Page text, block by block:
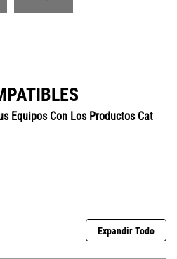
Equipos Con Los Productos Cat
Expandir Todo